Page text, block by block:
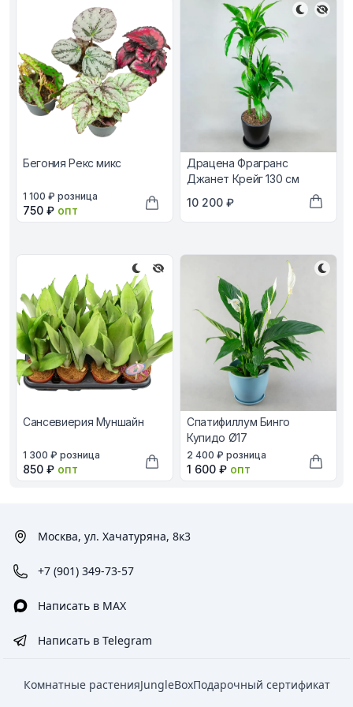
Бегония Рекс микс
В наличии, цена в рублях
1 100 ₽ розница
Оптовая цена в рублях
750 ₽ опт
Добавить в корзину
Драцена Фрагранс
Джанет Крейг 130 см
В наличии, цена в рублях
10 200 ₽
Сансевиерия Муншайн
В наличии, цена в рублях
1 300 ₽ розница
Оптовая цена в рублях
850 ₽ опт
Добавить в корзину
Спатифиллум Бинго
Купидо Ø17
В наличии, цена в рублях
2 400 ₽ розница
Оптовая цена в рублях
1 600 ₽ опт
Москва, ул. Хачатуряна, 8к3
+7 (901) 349-73-57
Написать в MAX
Написать в Telegram
Комнатные растенияJungleBoxПодарочный сертификат